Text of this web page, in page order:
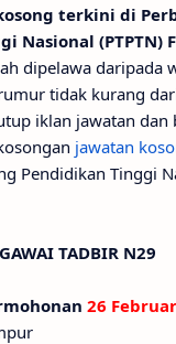
terkini di
Nasional (PTPTN)
dipelawa daripada
tidak kurang
iklan jawatan dan
jawatan
Pendidikan Tinggi
TADBIR N29
26